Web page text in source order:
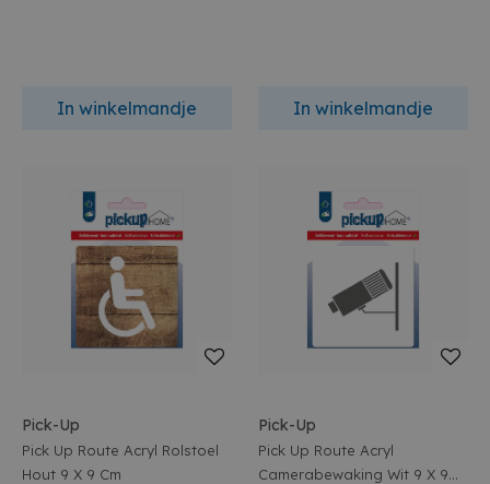
In winkelmandje In winkelmandje
Pick-Up
Pick Up Route Acryl Rolstoel
Hout 9 X 9 Cm
Pick-Up
Pick Up Route Acryl
Camerabewaking Wit 9 X 9